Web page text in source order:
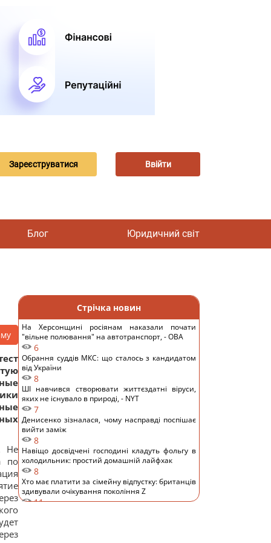
Зареєструватися Ввійти
Блог Юридичний світ
Не
по
Стрічка новин
На Херсонщині росіянам наказали почати
"вільне полювання" на автотранспорт, - ОВА
6
Обрання суддів МКС: що сталось з кандидатом
від України
8
ШІ навчився створювати життєздатні віруси,
яких не існувало в природі, - NYT
7
Денисенко зізналася, чому насправді поспішає
вийти заміж
8
Навіщо досвідчені господині кладуть фольгу в
холодильник: простий домашній лайфхак
8
Хто має платити за сімейну відпустку: британців
здивували очікування покоління Z
11